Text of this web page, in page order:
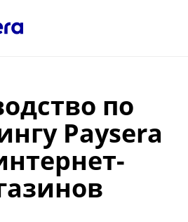
по
Paysera